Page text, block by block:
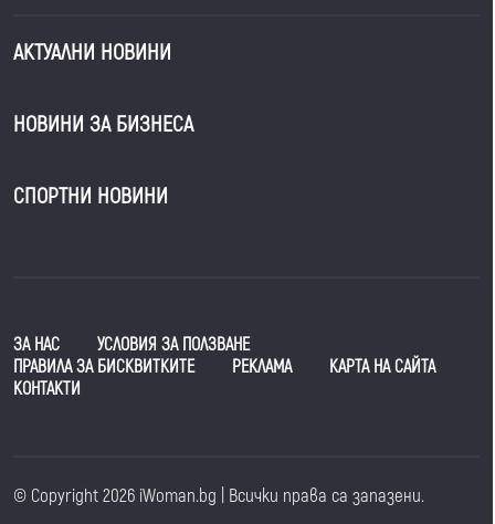
АКТУАЛНИ НОВИНИ
НОВИНИ ЗА БИЗНЕСА
СПОРТНИ НОВИНИ
ЗА НАС
УСЛОВИЯ ЗА ПОЛЗВАНЕ
ПРАВИЛА ЗА БИСКВИТКИТЕ
РЕКЛАМА
КАРТА НА САЙТА
КОНТАКТИ
© Copyright 2026 iWoman.bg | Всички права са запазени.